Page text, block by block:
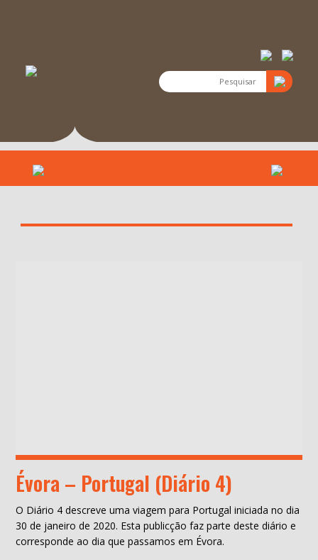
Évora – Portugal (Diário 4)
O Diário 4 descreve uma viagem para Portugal iniciada no dia
30 de janeiro de 2020. Esta publicção faz parte deste diário e
corresponde ao dia que passamos em Évora.